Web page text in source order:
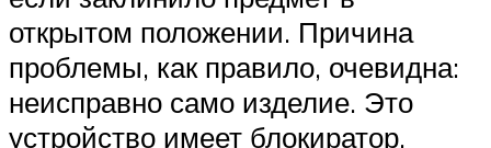
открытом положении. Причина
проблемы, как правило, очевидна:
неисправно само изделие. Это
устройство имеет блокиратор,